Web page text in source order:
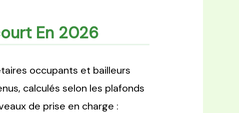
En 2026
occupants et bailleurs
calculés selon les plafonds
de prise en charge :